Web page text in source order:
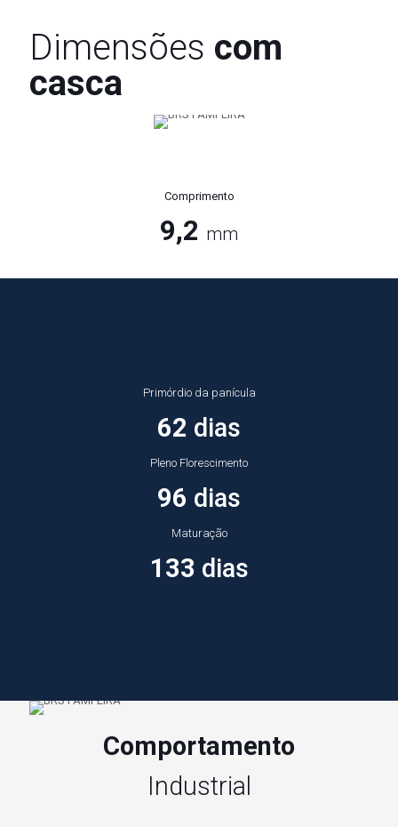
Dimensões com
casca
Comprimento
9,2 mm
Primórdio da panícula
62 dias
Pleno Florescimento
96 dias
Maturação
133 dias
Comportamento
Industrial